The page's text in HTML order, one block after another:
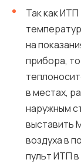
Так как
на
прибора,
в местах,
наружным
выставить
воздуха в
пульт ИТП